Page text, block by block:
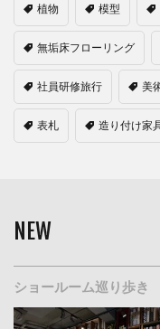
植物 模型
無垢床フローリング
社員研修旅行 美
表札 造り付け家
NEW
ショールーム巡り歩き